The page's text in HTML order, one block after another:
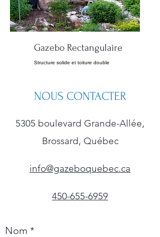
Gazebo Rectangulaire
Structure solide et toiture double
NOUS CONTACTER
5305 boulevard Grande-Allée,
Brossard, Québec
info@gazeboquebec.ca
450-655-6959
Nom